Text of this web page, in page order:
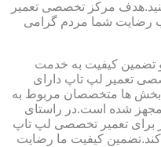
مرکز تخصصی تعمیر
رضایت شما مردم گرامی
تضمین کیفیت به خدمت
تعمیر لپ تاپ دارای
ها متخصصان مربوط به
مجهز شده است.در راستای
برای تعمیر تخصصی لپ تاپ
کند.تضمین کیفیت ما رضایت